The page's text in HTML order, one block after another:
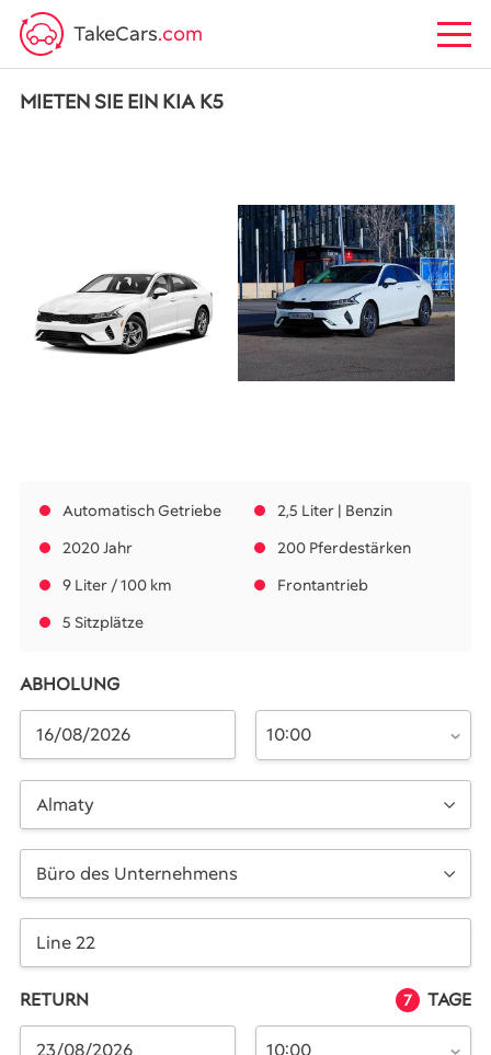
TakeCars.com
MIETEN SIE EIN KIA K5
Automatisch Getriebe
2,5 Liter | Benzin
2020 Jahr
200 Pferdestärken
9 Liter / 100 km
Frontantrieb
5 Sitzplätze
ABHOLUNG
10:00
Almaty
Büro des Unternehmens
RETURN 7 TAGE
10:00